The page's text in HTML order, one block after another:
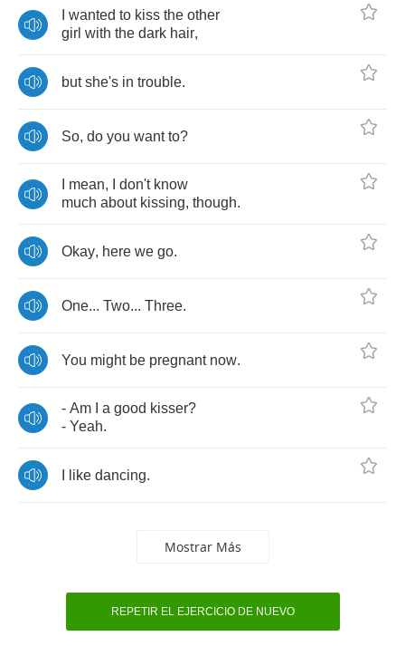
wanted to kiss the other
girl with the dark hair,
but she's in trouble.
So, do you want to?
mean, don't know
much about kissing, though.
Okay, here we go.
One... Two... Three.
You might be pregnant now.
- Am a good kisser?
- Yeah.
like dancing.
Mostrar Más
REPETIR EL EJERCICIO DE NUEVO